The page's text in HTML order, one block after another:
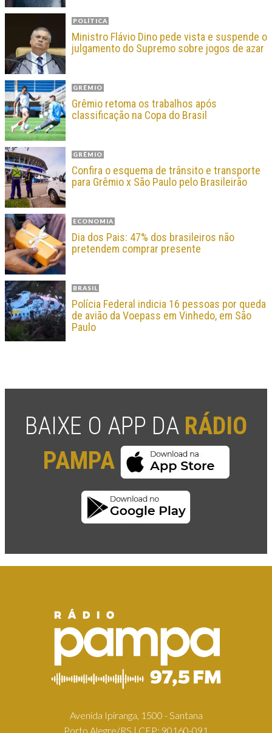
POLÍTICA
Ministro Flávio Dino pede vista e suspende o
julgamento do Supremo sobre jogos de azar
GRÊMIO
Grêmio retoma os trabalhos após
classificação na Copa do Brasil
GRÊMIO
Confira o esquema de trânsito e transporte
para Grêmio x São Paulo pelo Brasileirão
ECONOMIA
Dia dos Pais: 47% dos brasileiros não
pretendem comprar presente
BRASIL
Polícia Federal indicia 16 pessoas por queda
de avião da Voepass em Vinhedo, em São
Paulo
BAIXE O APP DA RÁDIO
PAMPA
Avenida Ipiranga, 1500 - Santana
Porto Alegre/RS | CEP: 90160-091